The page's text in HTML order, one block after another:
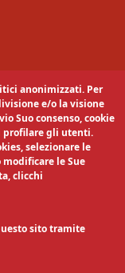
anonimizzati. Per
e/o la visione
Suo consenso, cookie
profilare gli utenti.
selezionare le
le Sue
clicchi
sito tramite